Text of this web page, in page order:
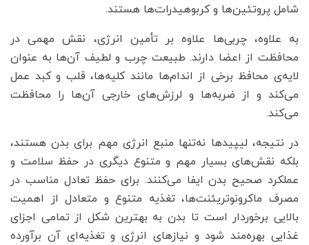
شامل پروتئین‌ها و کربوهیدرات‌ها هستند.
به علاوه، چربی‌ها علاوه بر تأمین انرژی، نقش مهمی در
محافظت از اعضا دارند. طبیعت چرب و لطیف آن‌ها به عنوان
لایه‌ی محافظ برخی از اندام‌ها مانند کلیه‌ها، قلب و کبد عمل
می‌کند و از ضربه‌ها و لرزش‌های خارجی آن‌ها را محافظت
می‌کند.
در نتیجه، لیپیدها نه‌تنها منبع انرژی مهم برای بدن هستند،
بلکه نقش‌های بسیار مهم و متنوع دیگری در حفظ سلامت و
عملکرد صحیح بدن ایفا می‌کنند. برای حفظ تعادل مناسب در
مصرف ماکرونوتریئنت‌ها، تغذیه متنوع و متعادل از اهمیت
بالایی برخوردار است تا بدن به بهترین شکل از تمامی اجزای
غذایی بهره‌مند شود و نیازهای انرژی و تغذیه‌ای آن برآورده